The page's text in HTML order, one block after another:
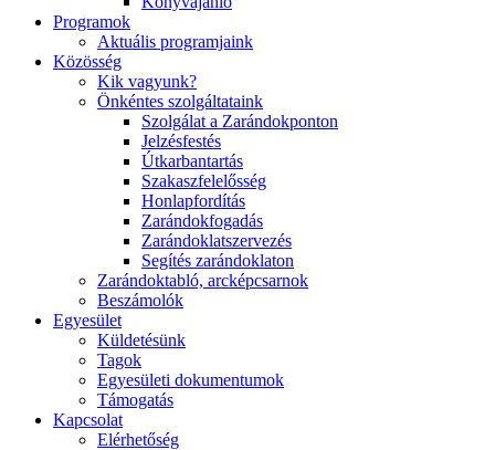
Programok
Aktuális programjaink
Közösség
Kik vagyunk?
Önkéntes szolgáltataink
Szolgálat a Zarándokponton
Jelzésfestés
Útkarbantartás
Szakaszfelelősség
Honlapfordítás
Zarándokfogadás
Zarándoklatszervezés
Segítés zarándoklaton
Zarándoktabló, arcképcsarnok
Beszámolók
Egyesület
Küldetésünk
Tagok
Egyesületi dokumentumok
Támogatás
Kapcsolat
Elérhetőség